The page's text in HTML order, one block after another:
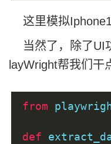
这里模拟
当然了，除了UI
layWright帮我们干
from
def